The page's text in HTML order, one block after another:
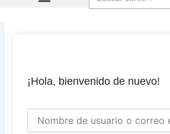
¡Hola, bienvenido de nuevo!